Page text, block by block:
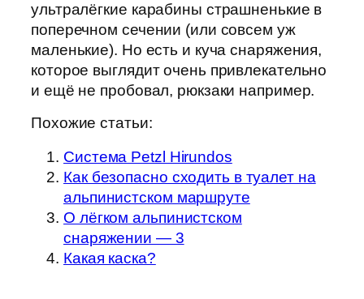
ультралёгкие карабины страшненькие в
поперечном сечении (или совсем уж
маленькие). Но есть и куча снаряжения,
которое выглядит очень привлекательно
и ещё не пробовал, рюкзаки например.
Похожие статьи:
Система Petzl Hirundos
Как безопасно сходить в туалет на
альпинистском маршруте
О лёгком альпинистском
снаряжении — 3
Какая каска?